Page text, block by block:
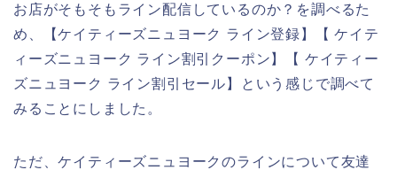
お店がそもそもライン配信しているのか？を調べるた
め、【ケイティーズニュヨーク ライン登録】【 ケイテ
ィーズニュヨーク ライン割引クーポン】【 ケイティー
ズニュヨーク ライン割引セール】という感じで調べて
みることにしました。
ただ、ケイティーズニュヨークのラインについて友達